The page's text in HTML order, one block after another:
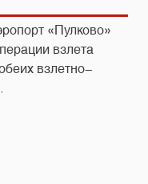
«Пулково»
взлета
взлетно-